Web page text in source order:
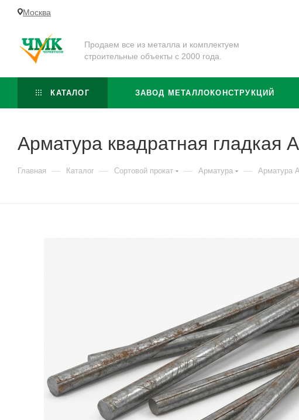
Москва
Продаем все из металла и комплектуем
строительные объекты с 2000 года.
КАТАЛОГ ЗАВОД МЕТАЛЛОКОНСТРУКЦИЙ
Арматура квадратная
Главная — Каталог — Сортовой прокат — Арматура — Арматура